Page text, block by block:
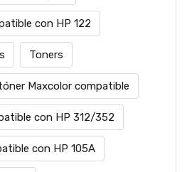
con HP 122
Toners
Maxcolor compatible
con HP 312/352
con HP 105A